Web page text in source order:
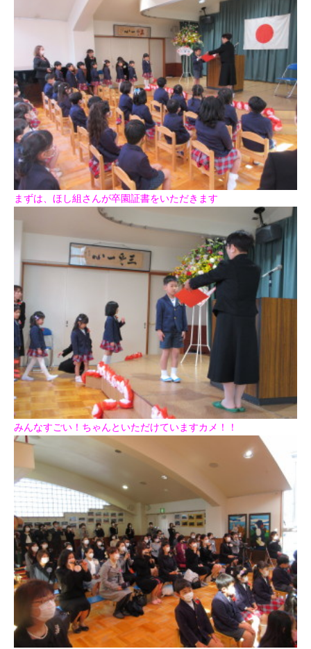
まずは、ほし組さんが卒園証書をいただきます
みんなすごい！ちゃんといただけていますカメ！！